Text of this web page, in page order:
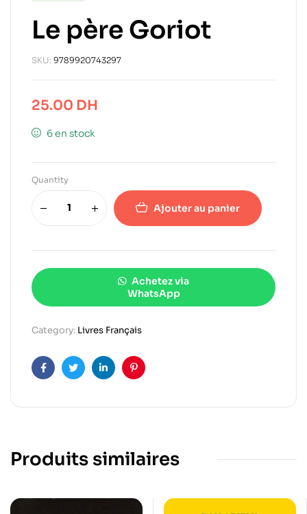
Le père Goriot
SKU: 9789920743297
25.00 DH
6 en stock
Quantity
Ajouter au panier
Achetez via
WhatsApp
Category: Livres Français
FacebookTwitterLinkedinPinterest
Produits similaires